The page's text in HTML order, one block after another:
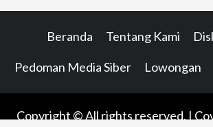
Beranda Tentang Kami
Pedoman Media Siber Lowongan
Copyright © All rights reserved.|